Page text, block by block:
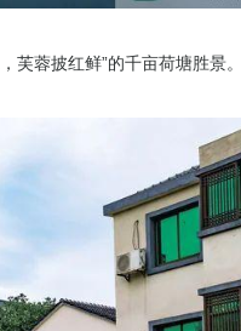
芙蓉披红鲜”的千亩荷塘胜景。